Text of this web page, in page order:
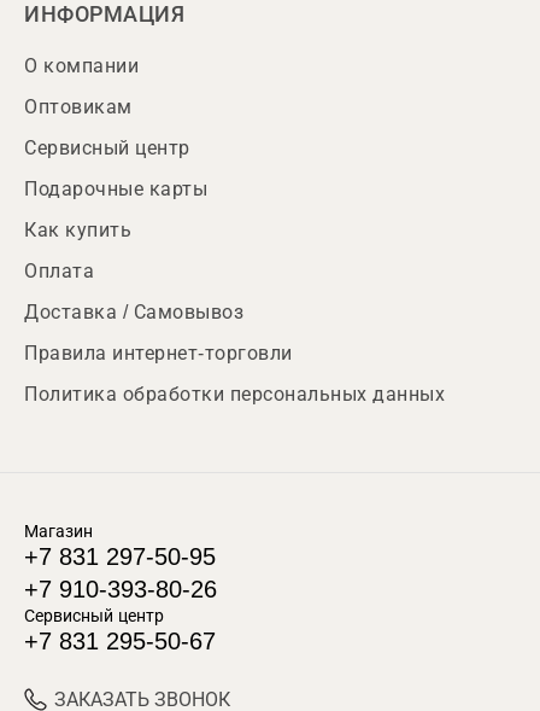
ИНФОРМАЦИЯ
О компании
Оптовикам
Сервисный центр
Подарочные карты
Как купить
Оплата
Доставка / Самовывоз
Правила интернет-торговли
Политика обработки персональных данных
Магазин
+7 831 297-50-95
+7 910-393-80-26
Сервисный центр
+7 831 295-50-67
ЗАКАЗАТЬ ЗВОНОК